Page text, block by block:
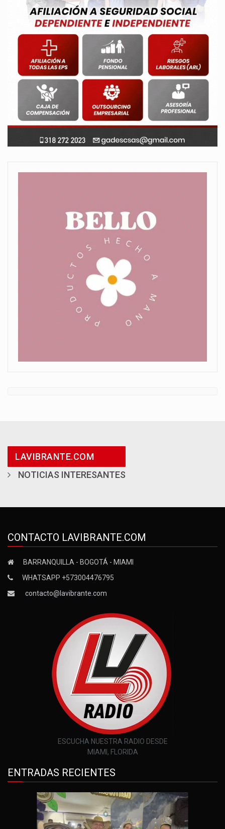
LAVIBRANTE.COM
NOTICIAS INTERESANTES
CONTACTO LAVIBRANTE.COM
BARRANQUILLA - BOGOTÁ - MIAMI
WHATSAPP +573004476795
contacto@lavibrante.com
ESCUCHA NUESTRA RADIO DESDE
MIAMI, FLORIDA
ENTRADAS RECIENTES